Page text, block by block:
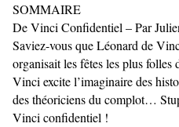
SOMMAIRE
De Vinci Confidentiel – Par
Saviez-vous que Léonard de
organisait les fêtes les plus folles
Vinci excite l’imaginaire des
des théoriciens du complot…
Vinci confidentiel !